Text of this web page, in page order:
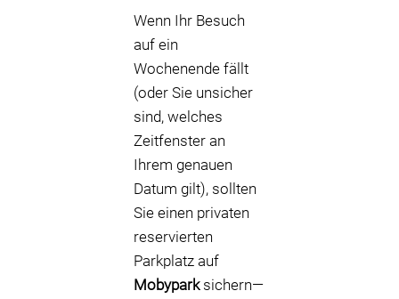
Wenn Ihr Besuch
auf ein
Wochenende fällt
(oder Sie unsicher
sind, welches
Zeitfenster an
Ihrem genauen
Datum gilt), sollten
Sie einen privaten
reservierten
Parkplatz auf
Mobyparksichern—